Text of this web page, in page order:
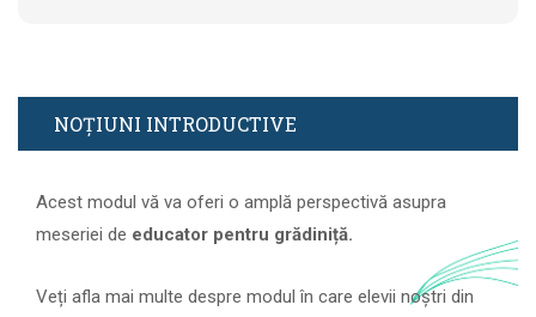
NOȚIUNI INTRODUCTIVE
Acest modul vă va oferi o amplă perspectivă asupra
meseriei de educator pentru grădiniță.
Veți afla mai multe despre modul în care elevii noștri din